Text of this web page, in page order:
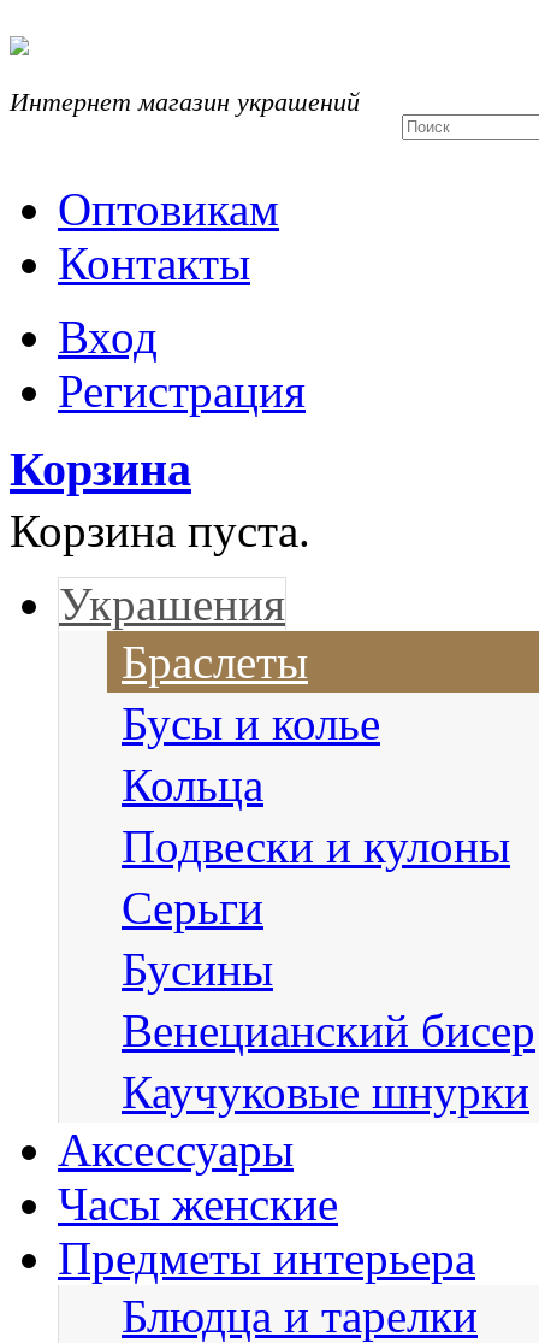
Интернет магазин украшений
Оптовикам
Контакты
Вход
Регистрация
Корзина
Корзина пуста.
Украшения
Браслеты
Бусы и колье
Кольца
Подвески и кулоны
Серьги
Бусины
Венецианский бисер
Каучуковые шнурки
Аксессуары
Часы женские
Предметы интерьера
Блюдца и тарелки